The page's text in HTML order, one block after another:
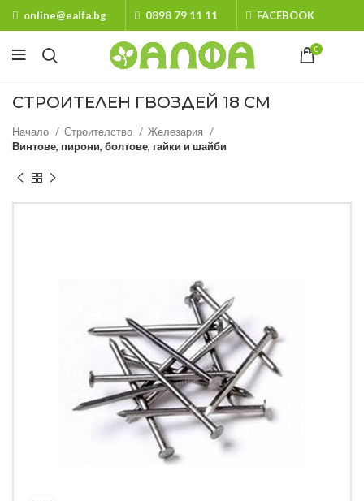
online@ealfa.bg 0898 79 11 11 FACEBOOK
0
СТРОИТЕЛЕН ГВОЗДЕЙ 18 СМ
Начало Строителство
Железария
Винтове, пирони, болтове, гайки и шайби